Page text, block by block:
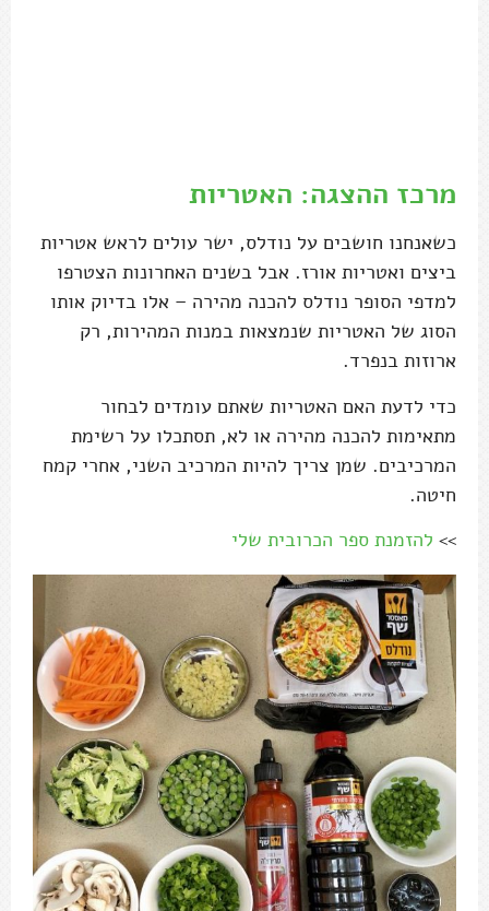
מרכז ההצגה: האטריות
כשאנחנו חושבים על נודלס, ישר עולים לראש אטריות
ביצים ואטריות אורז. אבל בשנים האחרונות הצטרפו
למדפי הסופר נודלס להכנה מהירה – אלו בדיוק אותו
הסוג של האטריות שנמצאות במנות המהירות, רק
ארוזות בנפרד.
כדי לדעת האם האטריות שאתם עומדים לבחור
מתאימות להכנה מהירה או לא, תסתכלו על רשימת
המרכיבים. שמן צריך להיות המרכיב השני, אחרי קמח
חיטה.
>> להזמנת ספר הכרובית שלי